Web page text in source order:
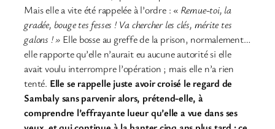
Mais elle a vite été rappelée à l’ordre : « Remue-toi, la
gradée, bouge tes fesses ! Va chercher les clés, mérite tes
galons ! » Elle bosse au greffe de la prison, normalement…
elle rapporte qu’elle n’aurait eu aucune autorité si elle
avait voulu interrompre l’opération ; mais elle n’a rien
tenté. Elle se rappelle juste avoir croisé le regard de
Sambaly sans parvenir alors, prétend-elle, à
comprendre l’effrayante lueur qu’elle a vue dans ses